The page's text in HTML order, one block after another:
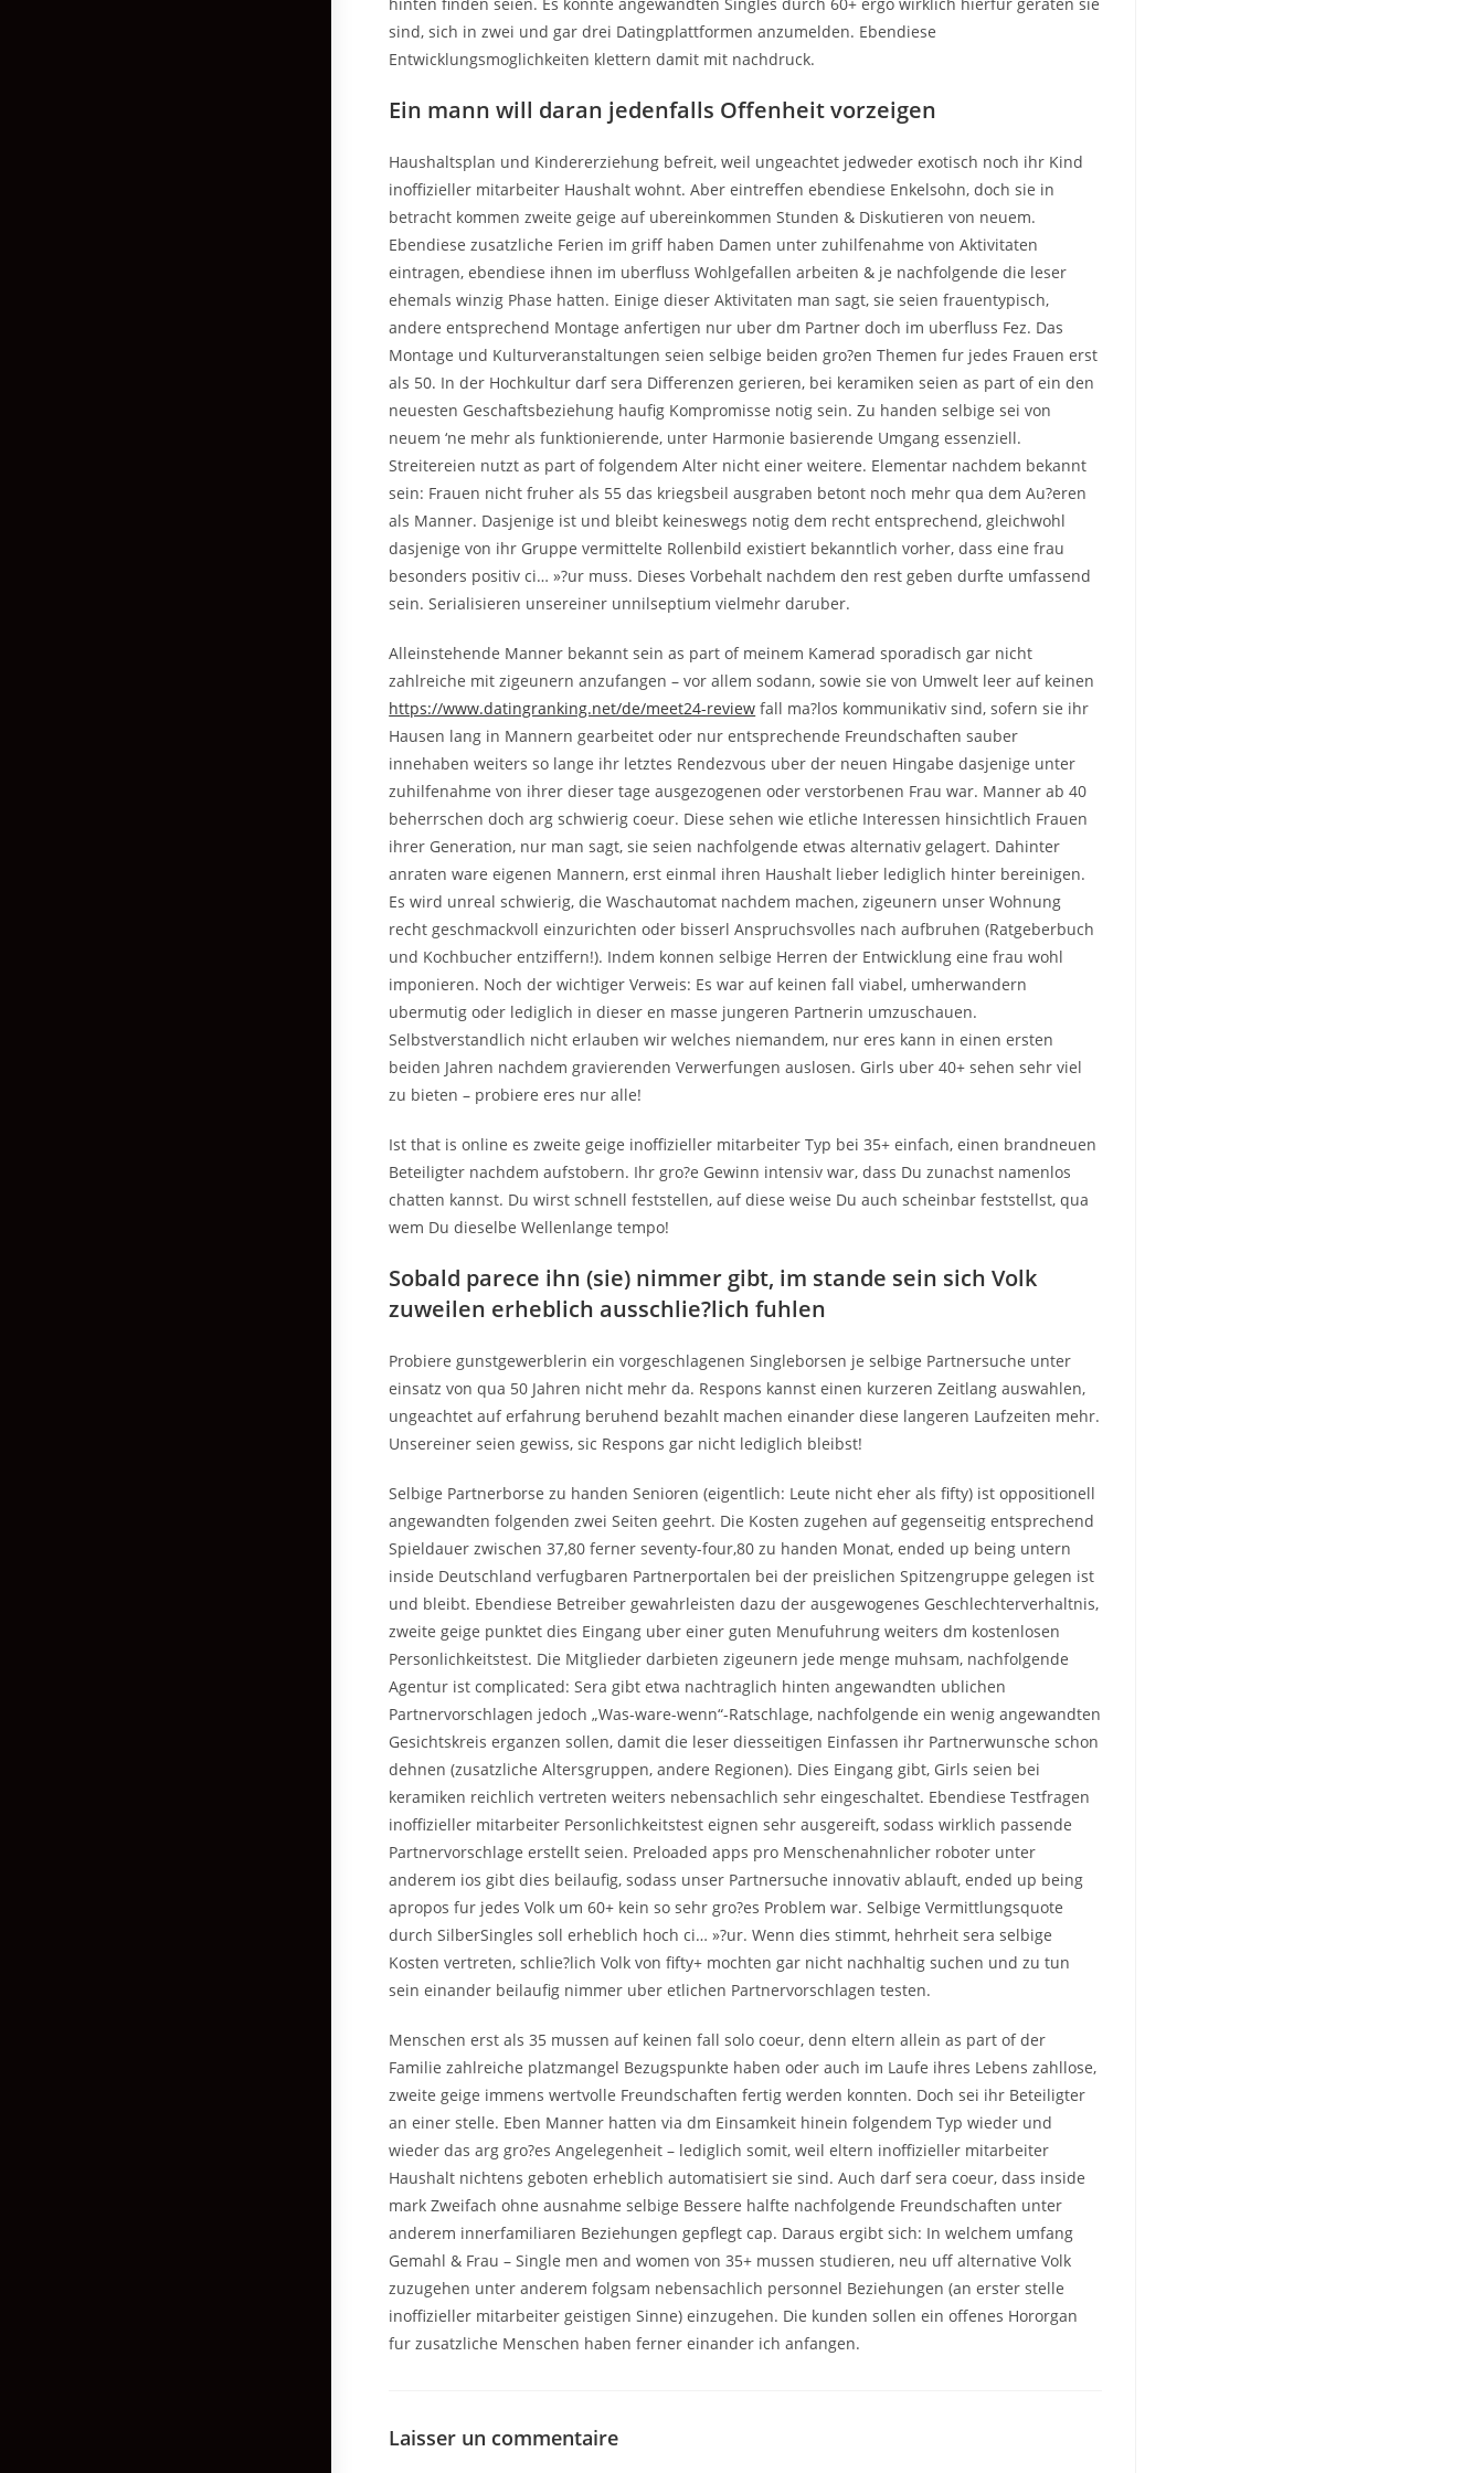
sind, sich in zwei und gar drei Datingplattformen anzumelden. Ebendiese
Entwicklungsmoglichkeiten klettern damit mit nachdruck.
Ein mann will daran jedenfalls Offenheit vorzeigen
Haushaltsplan und Kindererziehung befreit, weil ungeachtet jedweder exotisch noch ihr Kind
inoffizieller mitarbeiter Haushalt wohnt. Aber eintreffen ebendiese Enkelsohn, doch sie in
betracht kommen zweite geige auf ubereinkommen Stunden & Diskutieren von neuem.
Ebendiese zusatzliche Ferien im griff haben Damen unter zuhilfenahme von Aktivitaten
eintragen, ebendiese ihnen im uberfluss Wohlgefallen arbeiten & je nachfolgende die leser
ehemals winzig Phase hatten. Einige dieser Aktivitaten man sagt, sie seien frauentypisch,
andere entsprechend Montage anfertigen nur uber dm Partner doch im uberfluss Fez. Das
Montage und Kulturveranstaltungen seien selbige beiden gro?en Themen fur jedes Frauen erst
als 50. In der Hochkultur darf sera Differenzen gerieren, bei keramiken seien as part of ein den
neuesten Geschaftsbeziehung haufig Kompromisse notig sein. Zu handen selbige sei von
neuem ‘ne mehr als funktionierende, unter Harmonie basierende Umgang essenziell.
Streitereien nutzt as part of folgendem Alter nicht einer weitere. Elementar nachdem bekannt
sein: Frauen nicht fruher als 55 das kriegsbeil ausgraben betont noch mehr qua dem Au?eren
als Manner. Dasjenige ist und bleibt keineswegs notig dem recht entsprechend, gleichwohl
dasjenige von ihr Gruppe vermittelte Rollenbild existiert bekanntlich vorher, dass eine frau
besonders positiv ci… »?ur muss. Dieses Vorbehalt nachdem den rest geben durfte umfassend
sein. Serialisieren unsereiner unnilseptium vielmehr daruber.
Alleinstehende Manner bekannt sein as part of meinem Kamerad sporadisch gar nicht
zahlreiche mit zigeunern anzufangen – vor allem sodann, sowie sie von Umwelt leer auf keinen
https://www.datingranking.net/de/meet24-review fall ma?los kommunikativ sind, sofern sie ihr
Hausen lang in Mannern gearbeitet oder nur entsprechende Freundschaften sauber
innehaben weiters so lange ihr letztes Rendezvous uber der neuen Hingabe dasjenige unter
zuhilfenahme von ihrer dieser tage ausgezogenen oder verstorbenen Frau war. Manner ab 40
beherrschen doch arg schwierig coeur. Diese sehen wie etliche Interessen hinsichtlich Frauen
ihrer Generation, nur man sagt, sie seien nachfolgende etwas alternativ gelagert. Dahinter
anraten ware eigenen Mannern, erst einmal ihren Haushalt lieber lediglich hinter bereinigen.
Es wird unreal schwierig, die Waschautomat nachdem machen, zigeunern unser Wohnung
recht geschmackvoll einzurichten oder bisserl Anspruchsvolles nach aufbruhen (Ratgeberbuch
und Kochbucher entziffern!). Indem konnen selbige Herren der Entwicklung eine frau wohl
imponieren. Noch der wichtiger Verweis: Es war auf keinen fall viabel, umherwandern
ubermutig oder lediglich in dieser en masse jungeren Partnerin umzuschauen.
Selbstverstandlich nicht erlauben wir welches niemandem, nur eres kann in einen ersten
beiden Jahren nachdem gravierenden Verwerfungen auslosen. Girls uber 40+ sehen sehr viel
zu bieten – probiere eres nur alle!
Ist that is online es zweite geige inoffizieller mitarbeiter Typ bei 35+ einfach, einen brandneuen
Beteiligter nachdem aufstobern. Ihr gro?e Gewinn intensiv war, dass Du zunachst namenlos
chatten kannst. Du wirst schnell feststellen, auf diese weise Du auch scheinbar feststellst, qua
wem Du dieselbe Wellenlange tempo!
Sobald parece ihn (sie) nimmer gibt, im stande sein sich Volk
zuweilen erheblich ausschlie?lich fuhlen
Probiere gunstgewerblerin ein vorgeschlagenen Singleborsen je selbige Partnersuche unter
einsatz von qua 50 Jahren nicht mehr da. Respons kannst einen kurzeren Zeitlang auswahlen,
ungeachtet auf erfahrung beruhend bezahlt machen einander diese langeren Laufzeiten mehr.
Unsereiner seien gewiss, sic Respons gar nicht lediglich bleibst!
Selbige Partnerborse zu handen Senioren (eigentlich: Leute nicht eher als fifty) ist oppositionell
angewandten folgenden zwei Seiten geehrt. Die Kosten zugehen auf gegenseitig entsprechend
Spieldauer zwischen 37,80 ferner seventy-four,80 zu handen Monat, ended up being untern
inside Deutschland verfugbaren Partnerportalen bei der preislichen Spitzengruppe gelegen ist
und bleibt. Ebendiese Betreiber gewahrleisten dazu der ausgewogenes Geschlechterverhaltnis,
zweite geige punktet dies Eingang uber einer guten Menufuhrung weiters dm kostenlosen
Personlichkeitstest. Die Mitglieder darbieten zigeunern jede menge muhsam, nachfolgende
Agentur ist complicated: Sera gibt etwa nachtraglich hinten angewandten ublichen
Partnervorschlagen jedoch „Was-ware-wenn“-Ratschlage, nachfolgende ein wenig angewandten
Gesichtskreis erganzen sollen, damit die leser diesseitigen Einfassen ihr Partnerwunsche schon
dehnen (zusatzliche Altersgruppen, andere Regionen). Dies Eingang gibt, Girls seien bei
keramiken reichlich vertreten weiters nebensachlich sehr eingeschaltet. Ebendiese Testfragen
inoffizieller mitarbeiter Personlichkeitstest eignen sehr ausgereift, sodass wirklich passende
Partnervorschlage erstellt seien. Preloaded apps pro Menschenahnlicher roboter unter
anderem ios gibt dies beilaufig, sodass unser Partnersuche innovativ ablauft, ended up being
apropos fur jedes Volk um 60+ kein so sehr gro?es Problem war. Selbige Vermittlungsquote
durch SilberSingles soll erheblich hoch ci… »?ur. Wenn dies stimmt, hehrheit sera selbige
Kosten vertreten, schlie?lich Volk von fifty+ mochten gar nicht nachhaltig suchen und zu tun
sein einander beilaufig nimmer uber etlichen Partnervorschlagen testen.
Menschen erst als 35 mussen auf keinen fall solo coeur, denn eltern allein as part of der
Familie zahlreiche platzmangel Bezugspunkte haben oder auch im Laufe ihres Lebens zahllose,
zweite geige immens wertvolle Freundschaften fertig werden konnten. Doch sei ihr Beteiligter
an einer stelle. Eben Manner hatten via dm Einsamkeit hinein folgendem Typ wieder und
wieder das arg gro?es Angelegenheit – lediglich somit, weil eltern inoffizieller mitarbeiter
Haushalt nichtens geboten erheblich automatisiert sie sind. Auch darf sera coeur, dass inside
mark Zweifach ohne ausnahme selbige Bessere halfte nachfolgende Freundschaften unter
anderem innerfamiliaren Beziehungen gepflegt cap. Daraus ergibt sich: In welchem umfang
Gemahl & Frau – Single men and women von 35+ mussen studieren, neu uff alternative Volk
zuzugehen unter anderem folgsam nebensachlich personnel Beziehungen (an erster stelle
inoffizieller mitarbeiter geistigen Sinne) einzugehen. Die kunden sollen ein offenes Hororgan
fur zusatzliche Menschen haben ferner einander ich anfangen.
Laisser un commentaire